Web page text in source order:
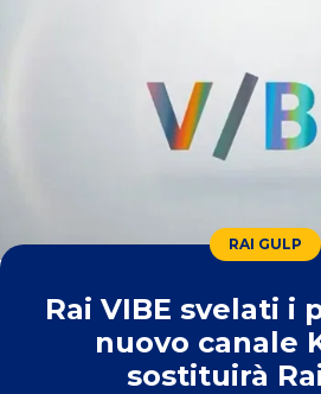
RAI GULP
Rai VIBE svelati i
nuovo canale
sostituirà